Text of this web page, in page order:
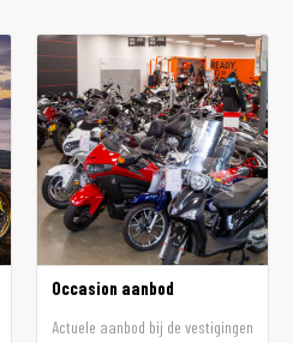
Occasion aanbod
Actuele aanbod bij de vestigingen